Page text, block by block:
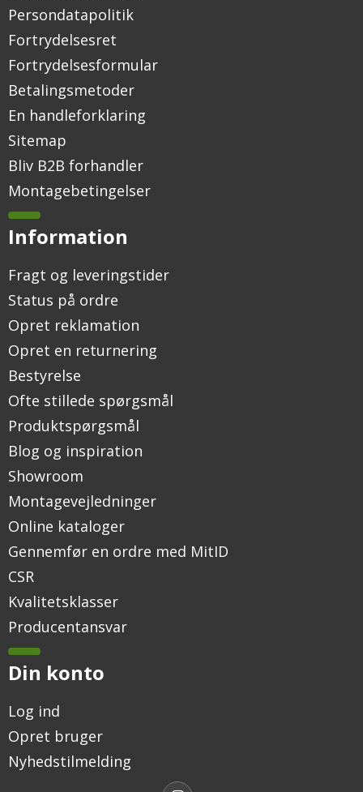
Persondatapolitik
Fortrydelsesret
Fortrydelsesformular
Betalingsmetoder
En handleforklaring
Sitemap
Bliv B2B forhandler
Montagebetingelser
Information
Fragt og leveringstider
Status på ordre
Opret reklamation
Opret en returnering
Bestyrelse
Ofte stillede spørgsmål
Produktspørgsmål
Blog og inspiration
Showroom
Montagevejledninger
Online kataloger
Gennemfør en ordre med MitID
CSR
Kvalitetsklasser
Producentansvar
Din konto
Log ind
Opret bruger
Nyhedstilmelding